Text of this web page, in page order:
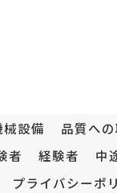
械設備 品質へ
者 経験者 中
プライバシーポ